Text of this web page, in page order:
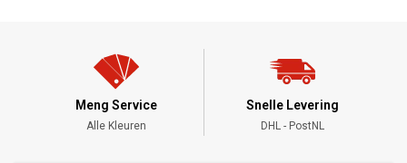
Meng Service
Alle Kleuren
Snelle Levering
DHL - PostNL